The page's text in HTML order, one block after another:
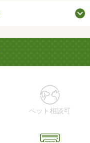
ペット相談可